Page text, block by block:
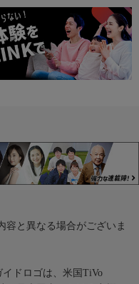
容と異なる場合がございま
ドロゴは、米国TiVo